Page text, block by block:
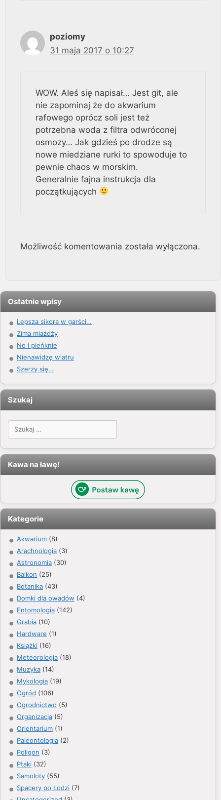
poziomy
31 maja 2017 o 10:27
WOW. Aleś się napisał… Jest git, ale
nie zapominaj że do akwarium
rafowego oprócz soli jest też
potrzebna woda z filtra odwróconej
osmozy… Jak gdzieś po drodze są
nowe miedziane rurki to spowoduje to
pewnie chaos w morskim.
Generalnie fajna instrukcja dla
początkujących
Możliwość komentowania została wyłączona.
Ostatnie wpisy
Lepsza sikora w garści…
Zima miażdży
No i pieńknie
Nienawidzę wiatru
Szerzy się…
Szukaj
Szukaj:
Kawa na ławę!
Kategorie
Akwarium (8)
Arachnologia (3)
Astronomia (30)
Balkon (25)
Botanika (43)
Domki dla owadów (4)
Entomologia (142)
Grabia (10)
Hardware (1)
Książki (16)
Meteorologia (18)
Muzyka (14)
Mykologia (19)
Ogród (106)
Ogrodnictwo (5)
Organizacja (5)
Orientarium (1)
Paleontologia (2)
Poligon (3)
Ptaki (32)
Samoloty (55)
Spacery po Łodzi (7)